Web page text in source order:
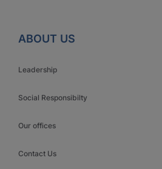
ABOUT US
Leadership
Social Responsibilty
Our offices
Contact Us